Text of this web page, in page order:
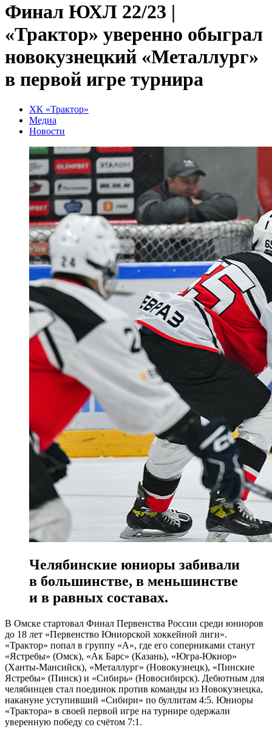
Финал ЮХЛ 22/23 |
«Трактор» уверенно обыграл
новокузнецкий «Металлург»
в первой игре турнира
ХК «Трактор»
Медиа
Новости
Челябинские юниоры забивали
в большинстве, в меньшинстве
и в равных составах.
В Омске стартовал Финал Первенства России среди юниоров
до 18 лет «Первенство Юниорской хоккейной лиги».
«Трактор» попал в группу «А», где его соперниками станут
«Ястребы» (Омск), «Ак Барс» (Казань), «Югра-Юкиор»
(Ханты-Мансийск), «Металлург» (Новокузнецк), «Пинские
Ястребы» (Пинск) и «Сибирь» (Новосибирск). Дебютным для
челябинцев стал поединок против команды из Новокузнецка,
накануне уступивший «Сибири» по буллитам 4:5. Юниоры
«Трактора» в своей первой игре на турнире одержали
уверенную победу со счётом 7:1.